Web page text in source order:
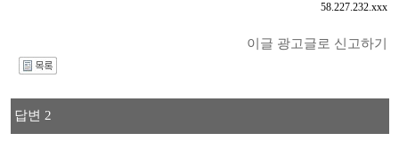
58.227.232.xxx
이글 광고글로 신고하기
답변 2